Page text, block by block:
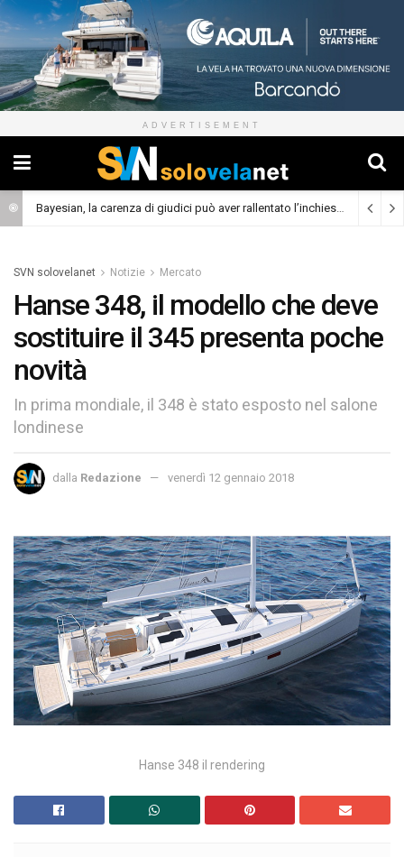
ADVERTISEMENT
Bayesian, la carenza di giudici può aver rallentato l’inchiesta (Cronaca)
SVN solovelanet Notizie Mercato
Hanse 348, il modello che deve
sostituire il 345 presenta poche
novità
In prima mondiale, il 348 è stato esposto nel salone
londinese
dalla Redazione venerdì 12 gennaio 2018
Hanse 348 il rendering